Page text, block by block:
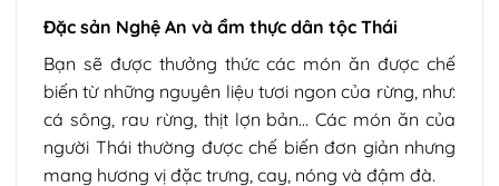
Đặc sản Nghệ An và ẩm thực dân tộc Thái
Bạn sẽ được thưởng thức các món ăn được chế
biến từ những nguyên liệu tươi ngon của rừng, như:
cá sông, rau rừng, thịt lợn bản… Các món ăn của
người Thái thường được chế biến đơn giản nhưng
mang hương vị đặc trưng, cay, nóng và đậm đà.